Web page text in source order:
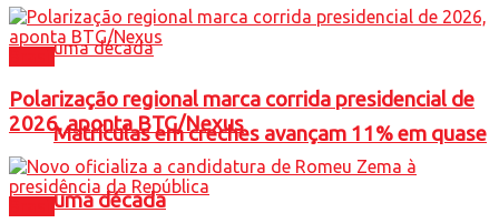
Matrículas em creches avançam 11% em quase
uma década
Polarização regional marca corrida presidencial de
2026, aponta BTG/Nexus